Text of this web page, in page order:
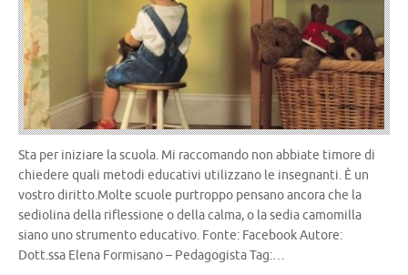
Sta per iniziare la scuola. Mi raccomando non abbiate timore di
chiedere quali metodi educativi utilizzano le insegnanti. È un
vostro diritto.Molte scuole purtroppo pensano ancora che la
sediolina della riflessione o della calma, o la sedia camomilla
siano uno strumento educativo. Fonte: Facebook Autore:
Dott.ssa Elena Formisano – Pedagogista Tag:…